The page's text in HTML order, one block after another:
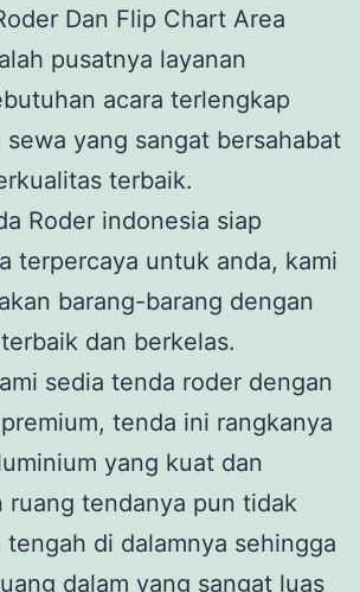
Dan Flip Chart Area
pusatnya layanan
acara terlengkap
sewa yang sangat bersahabat
terbaik.
Roder indonesia siap
terpercaya untuk anda, kami
barang-barang dengan
dan berkelas.
sedia tenda roder dengan
tenda ini rangkanya
yang kuat dan
ruang tendanya pun tidak
di dalamnya sehingga
dalam yang sangat luas